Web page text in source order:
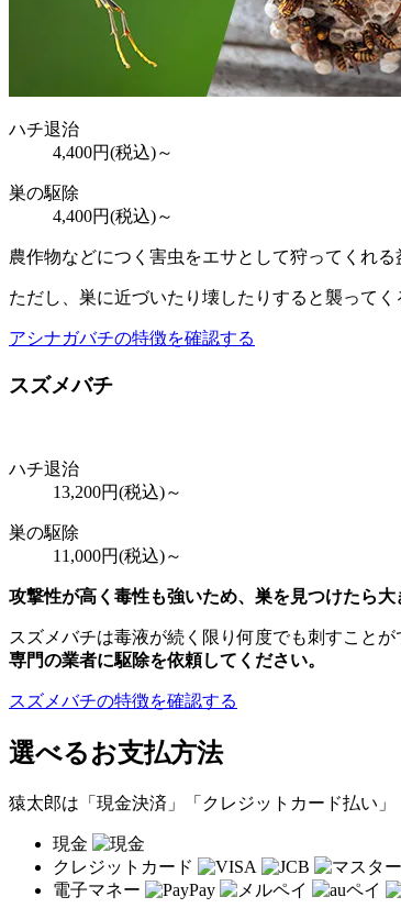
ハチ退治
4,400円(税込)～
巣の駆除
4,400円(税込)～
農作物などにつく害虫をエサとして狩ってくれ
ただし、巣に近づいたり壊したりすると襲ってく
アシナガバチの特徴を確認する
スズメバチ
ハチ退治
13,200円(税込)～
巣の駆除
11,000円(税込)～
攻撃性が高く毒性も強いため、巣を見つけたら大
スズメバチは毒液が続く限り何度でも刺すこと
専門の業者に駆除を依頼してください。
スズメバチの特徴を確認する
選べるお支払方法
猿太郎は「現金決済」「クレジットカード払い」
現金
クレジットカード
電子マネー